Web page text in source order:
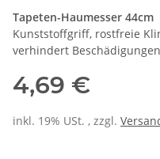
Tapeten-Haumesser 44cm
Kunststoffgriff, rostfreie
verhindert
4,69 €
inkl. 19% USt. , zzgl.